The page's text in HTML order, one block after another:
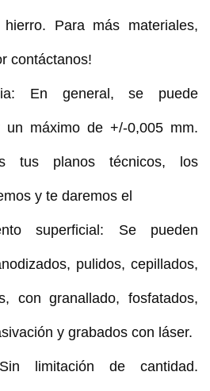
Para más materiales,
contáctanos!
En general, se puede
un máximo de +/-0,005 mm.
tus planos técnicos, los
y te daremos el
superficial: Se pueden
pulidos, cepillados,
con granallado, fosfatados,
y grabados con láser.
limitación de cantidad.